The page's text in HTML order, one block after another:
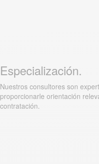
Especialización.
Nuestros consultores son
proporcionarle orientación
contratación.